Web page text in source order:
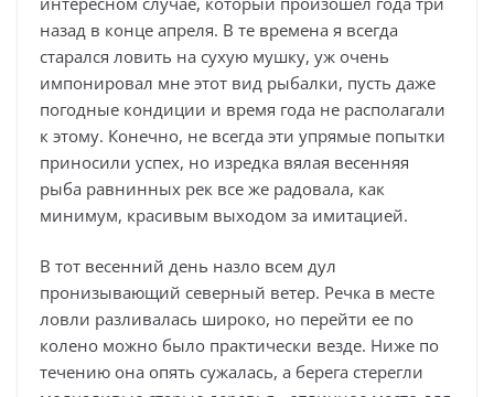
назад в конце апреля. В те времена я всегда
старался ловить на сухую мушку, уж очень
импонировал мне этот вид рыбалки, пусть даже
погодные кондиции и время года не располагали
к этому. Конечно, не всегда эти упрямые попытки
приносили успех, но изредка вялая весенняя
рыба равнинных рек все же радовала, как
минимум, красивым выходом за имитацией.
В тот весенний день назло всем дул
пронизывающий северный ветер. Речка в месте
ловли разливалась широко, но перейти ее по
колено можно было практически везде. Ниже по
течению она опять сужалась, а берега стерегли